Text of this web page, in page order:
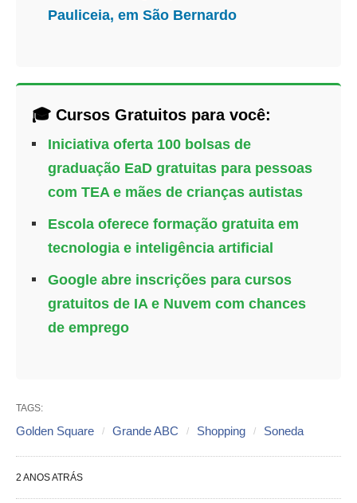
Pauliceia, em São Bernardo
🎓 Cursos Gratuitos para você:
Iniciativa oferta 100 bolsas de
graduação EaD gratuitas para pessoas
com TEA e mães de crianças autistas
Escola oferece formação gratuita em
tecnologia e inteligência artificial
Google abre inscrições para cursos
gratuitos de IA e Nuvem com chances
de emprego
TAGS:
Golden Square Grande ABC Shopping Soneda
2 ANOS ATRÁS